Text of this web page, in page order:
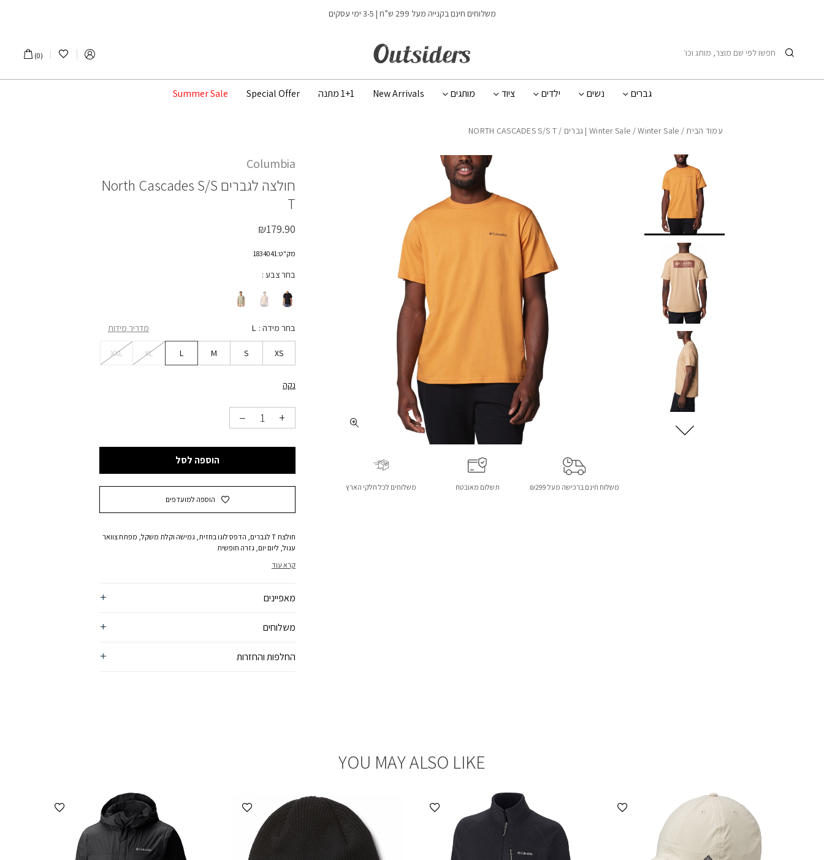
משלוחים חינם בקנייה מעל 299 ש”ח | 3-5 ימי עסקים
הרשימה שלי
0
חיפוש
גברים נשים ילדים ציוד מותגים New Arrivals 1+1 מתנה Special Offer
Summer Sale
עמוד הבית/
Winter Sale /Winter Sale | גברים / NORTH CASCADES S/S T
Columbia
חולצה לגברים North Cascades S/S
T
₪179.90
מק"ט:1834041
בחר צבע
בחר מידה מדריך מידות L
XS
S
M
L
XL
XXL
נקה
הוספה לסל
הוספה למועדפים
חולצת T לגברים, הדפס לוגו בחזית, גמישה וקלת משקל, מפתח צוואר
עגול, ליום יום, גזרה חופשית
קרא עוד
מאפיינים
משלוחים
החלפות והחזרות
משלוח חינם ברכישה מעל ₪299 תשלום מאובטח משלוחים לכל חלקי הארץ
YOU MAY ALSO LIKE
הוספה למועדפים הוספה למועדפים הוספה למועדפים הוספה למועדפים